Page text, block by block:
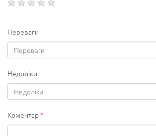
Переваги
Недоліки
Коментар*